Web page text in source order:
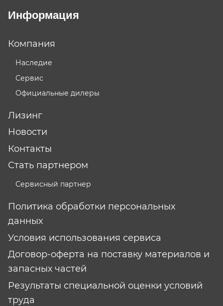
Информация
Компания
Наследие
Сервис
Официальные дилеры
Лизинг
Новости
Контакты
Стать партнером
Сервисный партнер
Политика обработки персональных
данных
Условия использования сервиса
Договор-оферта на поставку материалов и
запасных частей
Результаты специальной оценки условий
труда